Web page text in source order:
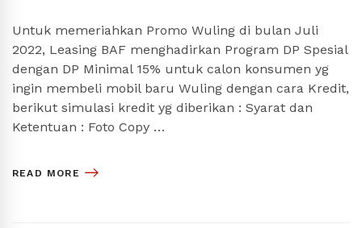
Untuk memeriahkan Promo Wuling di bulan Juli
2022, Leasing BAF menghadirkan Program DP Spesial
dengan DP Minimal 15% untuk calon konsumen yg
ingin membeli mobil baru Wuling dengan cara Kredit,
berikut simulasi kredit yg diberikan : Syarat dan
Ketentuan : Foto Copy …
READ MORE